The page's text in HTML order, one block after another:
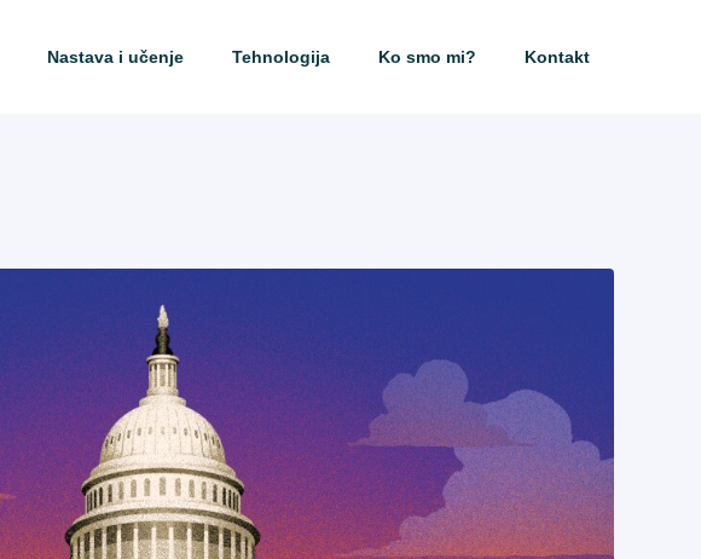
Nastava i učenje Tehnologija Ko smo mi? Kontakt